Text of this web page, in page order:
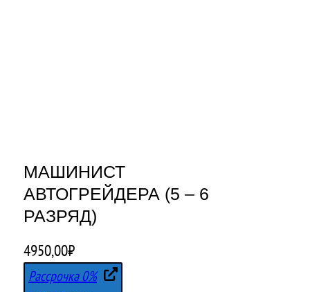
МАШИНИСТ
АВТОГРЕЙДЕРА (5 – 6
РАЗРЯД)
4950,00₽
Рассрочка 0%